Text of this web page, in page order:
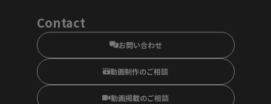
Contact
お問い合わせ
動画制作のご相談
動画掲載のご相談